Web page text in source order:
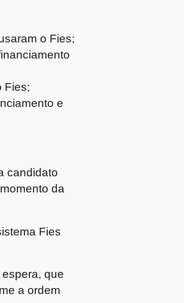
o Fies;
Fies;
e
candidato
da
Fies
que
a ordem